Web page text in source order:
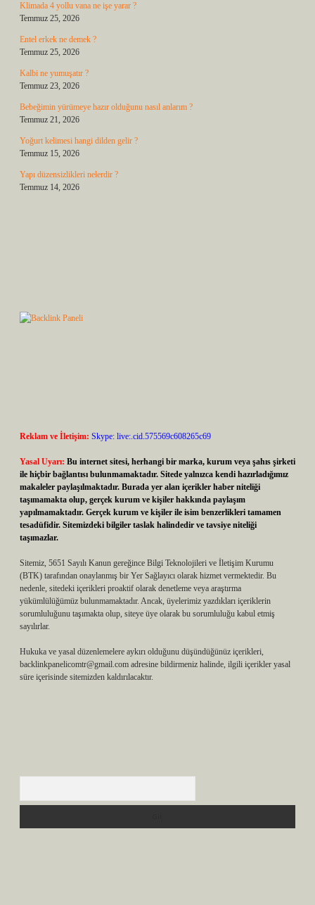
Klimada 4 yollu vana ne işe yarar ?
Temmuz 25, 2026
Entel erkek ne demek ?
Temmuz 25, 2026
Kalbi ne yumuşatır ?
Temmuz 23, 2026
Bebeğimin yürümeye hazır olduğunu nasıl anlarım ?
Temmuz 21, 2026
Yoğurt kelimesi hangi dilden gelir ?
Temmuz 15, 2026
Yapı düzensizlikleri nelerdir ?
Temmuz 14, 2026
Reklam ve İletişim: Skype: live:.cid.575569c608265c69
Yasal Uyarı: Bu internet sitesi, herhangi bir marka, kurum veya şahıs şirketi
ile hiçbir bağlantısı bulunmamaktadır. Sitede yalnızca kendi hazırladığımız
makaleler paylaşılmaktadır. Burada yer alan içerikler haber niteliği
taşımamakta olup, gerçek kurum ve kişiler hakkında paylaşım
yapılmamaktadır. Gerçek kurum ve kişiler ile isim benzerlikleri tamamen
tesadüfidir. Sitemizdeki bilgiler taslak halindedir ve tavsiye niteliği
taşımazlar.
Sitemiz, 5651 Sayılı Kanun gereğince Bilgi Teknolojileri ve İletişim Kurumu
(BTK) tarafından onaylanmış bir Yer Sağlayıcı olarak hizmet vermektedir. Bu
nedenle, sitedeki içerikleri proaktif olarak denetleme veya araştırma
yükümlülüğümüz bulunmamaktadır. Ancak, üyelerimiz yazdıkları içeriklerin
sorumluluğunu taşımakta olup, siteye üye olarak bu sorumluluğu kabul etmiş
sayılırlar.
Hukuka ve yasal düzenlemelere aykırı olduğunu düşündüğünüz içerikleri,
backlinkpanelicomtr@gmail.com adresine bildirmeniz halinde, ilgili içerikler yasal
süre içerisinde sitemizden kaldırılacaktır.